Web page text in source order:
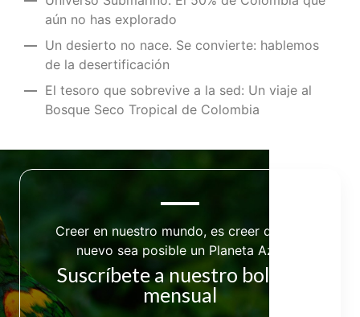
aún no has explorado
Un desierto no nace. Se convierte: hablemos
de la desertificación
El tesoro que sobrevive a la sed: Un viaje al
Bosque Seco Tropical de Colombia
Creer en nuestro mundo, es creer que de
nuevo sea posible un Planeta Azul
Suscríbete a nuestro boletín
mensual